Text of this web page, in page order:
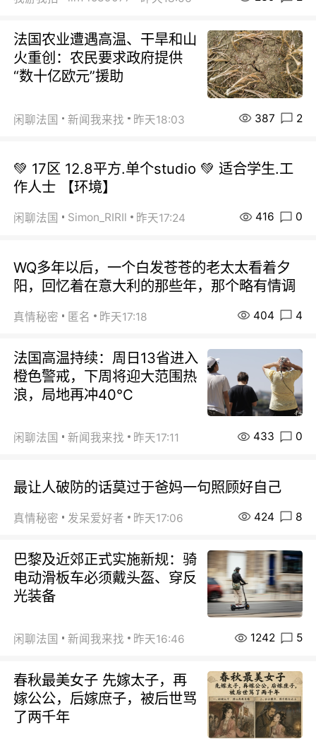
法国农业遭遇高温、干旱和山
火重创：农民要求政府提供
“数十亿欧元”援助
闲聊法国 新闻我来找 昨天18:03 387 2
💚 17区 12.8平方.单个studio 💚 适合学生.工
作人士 【环境】
闲聊法国 Simon_RIRIl 昨天17:24 416 0
WQ多年以后，一个白发苍苍的老太太看着夕
阳，回忆着在意大利的那些年，那个略有情调
真情秘密 匿名 昨天17:18 404 4
法国高温持续：周日13省进入
橙色警戒，下周将迎大范围热
浪，局地再冲40℃
闲聊法国 新闻我来找 昨天17:11 433 0
最让人破防的话莫过于爸妈一句照顾好自己
真情秘密 发呆爱好者 昨天17:06 424 8
巴黎及近郊正式实施新规：骑
电动滑板车必须戴头盔、穿反
光装备
闲聊法国 新闻我来找 昨天16:46 1242 5
春秋最美女子 先嫁太子，再
嫁公公，后嫁庶子，被后世骂
了两千年